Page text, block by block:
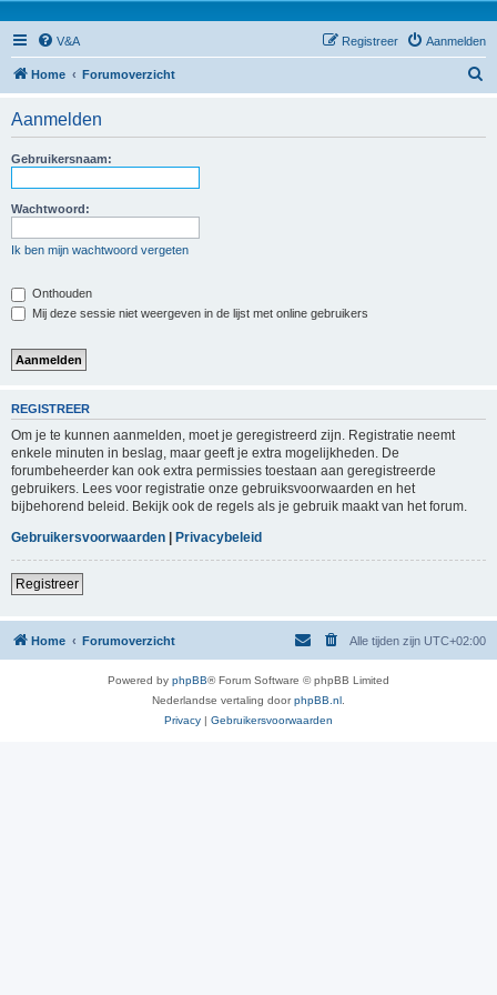
V&A Aanmelden
Registreer
Home Forumoverzicht
Aanmelden
Gebruikersnaam:
Wachtwoord:
Ik ben mijn wachtwoord vergeten
Onthouden
Mij deze sessie niet weergeven in de lijst met online gebruikers
REGISTREER
Om je te kunnen aanmelden, moet je geregistreerd zijn. Registratie neemt
enkele minuten in beslag, maar geeft je extra mogelijkheden. De
forumbeheerder kan ook extra permissies toestaan aan geregistreerde
gebruikers. Lees voor registratie onze gebruiksvoorwaarden en het
bijbehorend beleid. Bekijk ook de regels als je gebruik maakt van het forum.
Gebruikersvoorwaarden | Privacybeleid
Registreer
Home Forumoverzicht Alle tijden zijn UTC+02:00
Powered by phpBB® Forum Software © phpBB Limited
Nederlandse vertaling doorphpBB.nl
Privacy | Gebruikersvoorwaarden